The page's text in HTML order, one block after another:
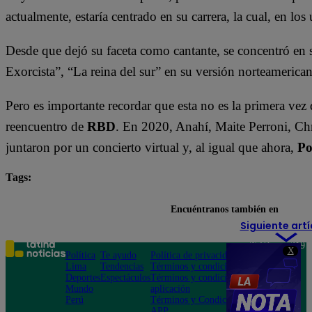
X
actualmente, estaría centrado en su carrera, la cual, en
Desde que dejó su faceta como cantante, se concentró
Exorcista”, “La reina del sur” en su versión
Pero es importante recordar que esta no es la primera
reencuentro de RBD. En 2020, Anahí, Maite Perroni,
juntaron por un concierto virtual y, al igual que ahora,
Tags:
Siguiente
Encuéntranos también en
Política
Lima
Deportes
Mundo
Perú
Te ayudo
Tendencias
Espectáculos
Política de privacidad
Términos y condiciones
Términos y condiciones
aplicación
Términos y Condiciones
Teléfono: 219
Av. San
Felipe 968
Jesús María